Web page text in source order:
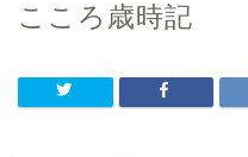
こころ歳時記